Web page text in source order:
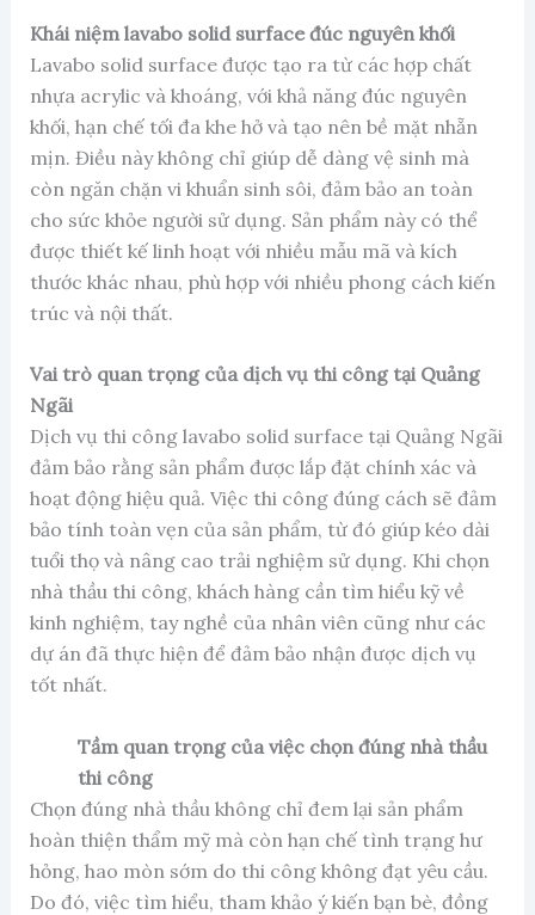
Khái niệm lavabo solid surface đúc nguyên khối
Lavabo solid surface được tạo ra từ các hợp chất
nhựa acrylic và khoáng, với khả năng đúc nguyên
khối, hạn chế tối đa khe hở và tạo nên bề mặt nhẵn
mịn. Điều này không chỉ giúp dễ dàng vệ sinh mà
còn ngăn chặn vi khuẩn sinh sôi, đảm bảo an toàn
cho sức khỏe người sử dụng. Sản phẩm này có thể
được thiết kế linh hoạt với nhiều mẫu mã và kích
thước khác nhau, phù hợp với nhiều phong cách kiến
trúc và nội thất.
Vai trò quan trọng của dịch vụ thi công tại Quảng
Ngãi
Dịch vụ thi công lavabo solid surface tại Quảng Ngãi
đảm bảo rằng sản phẩm được lắp đặt chính xác và
hoạt động hiệu quả. Việc thi công đúng cách sẽ đảm
bảo tính toàn vẹn của sản phẩm, từ đó giúp kéo dài
tuổi thọ và nâng cao trải nghiệm sử dụng. Khi chọn
nhà thầu thi công, khách hàng cần tìm hiểu kỹ về
kinh nghiệm, tay nghề của nhân viên cũng như các
dự án đã thực hiện để đảm bảo nhận được dịch vụ
tốt nhất.
Tầm quan trọng của việc chọn đúng nhà thầu
thi công
Chọn đúng nhà thầu không chỉ đem lại sản phẩm
hoàn thiện thẩm mỹ mà còn hạn chế tình trạng hư
hỏng, hao mòn sớm do thi công không đạt yêu cầu.
Do đó, việc tìm hiểu, tham khảo ý kiến bạn bè, đồng